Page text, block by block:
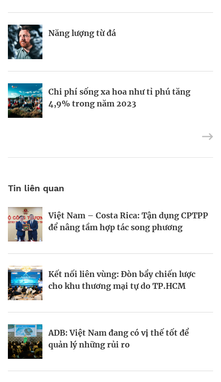
Năng lượng từ đá
Chi phí sống xa hoa như tỉ phú tăng
4,9% trong năm 2023
Nếu biết tận dụng, AI sẽ giúp điều hành
công ty tốt hơn
Định vị doanh nghiệp Việt trên bản đồ
kinh tế toàn cầu
Kết nối liên vùng: Đòn bẩy chiến lược
Mukesh Ambani sắp chuyển giao quyền
điều hành Reliance Industries cho các
Tin liên quan
Việt Nam – Costa Rica: Tận dụng CPTPP
để nâng tầm hợp tác song phương
Kết nối liên vùng: Đòn bẩy chiến lược
cho khu thương mại tự do TP.HCM
ADB: Việt Nam đang có vị thế tốt để
quản lý những rủi ro
Forbes Việt Nam số tháng 4&5.2025:
Mở khóa dòng vốn
Kích hoạt dòng vốn
Khách Hàng Thế Hệ Mới
Forbes Việt Nam số 135: Danh sách 25
công ty dẫn đầu
Góc nhìn về tăng trưởng xuất khẩu của
Việt Nam
Phỏng đoán tương lai